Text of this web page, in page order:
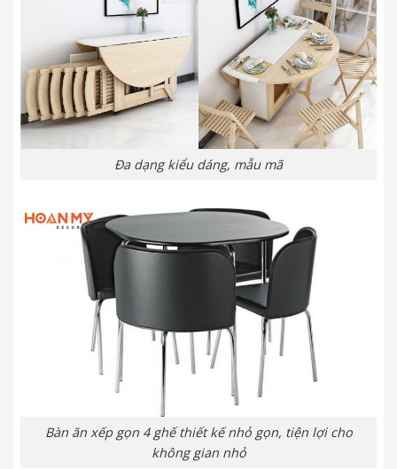
Đa dạng kiểu dáng, mẫu mã
Bàn ăn xếp gọn 4 ghế thiết kế nhỏ gọn, tiện lợi cho
không gian nhỏ